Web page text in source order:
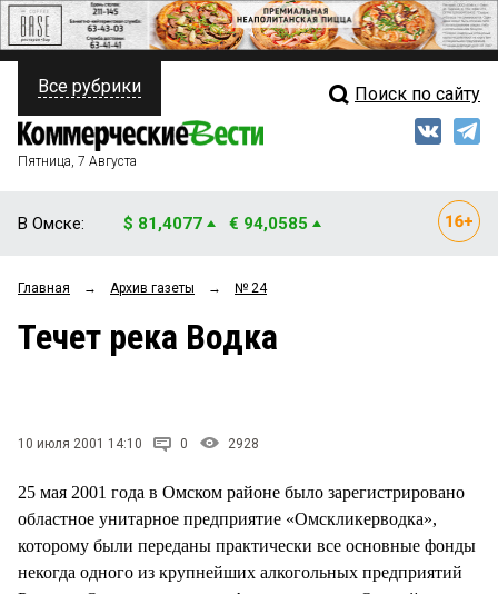
ПОЛИТИКА
ФИНАНСЫ
ОБЩЕСТВО
ЗАКОН
ПРОИСШЕСТВИЯ
СТИЛЬ ЖИЗНИ
Свежий выпуск
Все рубрики Поиск по сайту
Пятница, 7 Августа
В Омске: $ 81,4077 € 94,0585
Главная → Архив газеты → № 24
Течет река Водка
10 июля 2001 14:10 0 2928
25 мая 2001 года в Омском районе было зарегистрировано
областное унитарное предприятие «Омскликерводка»,
которому были переданы практически все основные фонды
некогда одного из крупнейших алкогольных предприятий